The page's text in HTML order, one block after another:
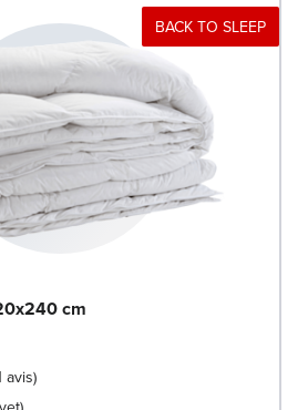
BACK TO SLEEP
cm
avis